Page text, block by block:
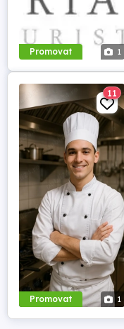
Promovat 1
Promovat 1
11